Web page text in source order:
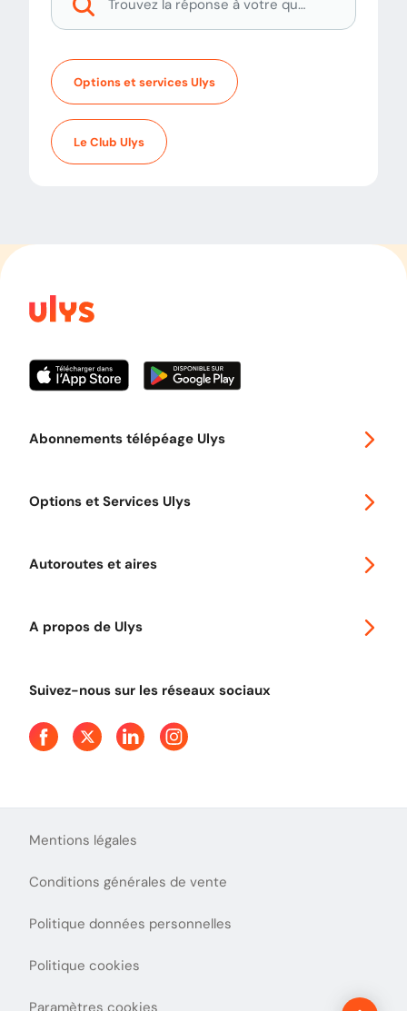
Options et services Ulys
Le Club Ulys
Abonnements télépéage Ulys
Options et Services Ulys
Autoroutes et aires
A propos de Ulys
Presse
Suivez-nous sur les réseaux sociaux
Mentions légales
Conditions générales de vente
Politique données personnelles
Politique cookies
Paramètres cookies